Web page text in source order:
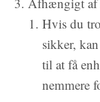
Hvis du
sikker,
til at få
nemmere